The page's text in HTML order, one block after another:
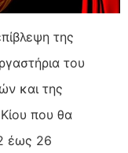
της
του
και της
που θα
έως 26